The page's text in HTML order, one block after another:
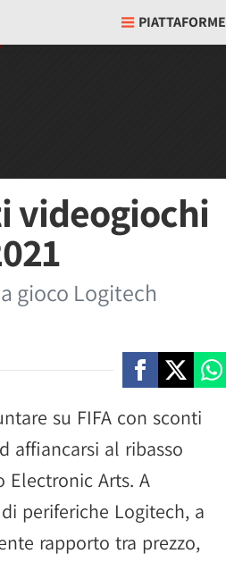
PIATTAFORME
videogiochi
gioco Logitech
su FIFA con sconti
affiancarsi al ribasso
Electronic Arts. A
periferiche Logitech, a
rapporto tra prezzo,